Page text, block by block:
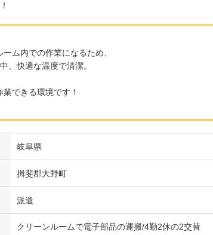
ーム内での作業になるため、
、快適な温度で清潔。
できる環境です！
岐阜県
揖斐郡大野町
派遣
クリーンルームで電子部品の運搬/4勤2休の2交替